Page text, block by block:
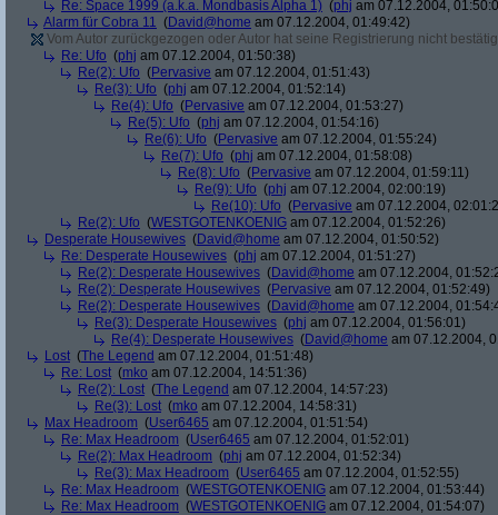
Re: Space 1999 (a.k.a. Mondbasis Alpha 1) (phj am 07.12.2004,
Alarm für Cobra 11 (David@home am 07.12.2004, 01:49:42)
Vom Autor zurückgezogen oder Autor hat seine Registrierung nicht
Re: Ufo (phj am 07.12.2004, 01:50:38)
Re(2): Ufo (Pervasive am 07.12.2004, 01:51:43)
Re(3): Ufo (phj am 07.12.2004, 01:52:14)
Re(4): Ufo (Pervasive am 07.12.2004, 01:53:27)
Re(5): Ufo (phj am 07.12.2004, 01:54:16)
Re(6): Ufo (Pervasive am 07.12.2004, 01:55:24)
Re(7): Ufo (phj am 07.12.2004, 01:58:08)
Re(8): Ufo (Pervasive am 07.12.2004, 01:59:11)
Re(9): Ufo (phj am 07.12.2004, 02:00:19)
Re(10): Ufo (Pervasive am 07.12.2004,
Re(2): Ufo (WESTGOTENKOENIG am 07.12.2004, 01:52:26)
Desperate Housewives (David@home am 07.12.2004, 01:50:52)
Re: Desperate Housewives (phj am 07.12.2004, 01:51:27)
Re(2): Desperate Housewives (David@home am 07.12.2004,
Re(2): Desperate Housewives (Pervasive am 07.12.2004, 01:52:49)
Re(2): Desperate Housewives (David@home am 07.12.2004,
Re(3): Desperate Housewives (phj am 07.12.2004, 01:56:01)
Re(4): Desperate Housewives (David@home am 07.12.2004,
Lost (The Legend am 07.12.2004, 01:51:48)
Re: Lost (mko am 07.12.2004, 14:51:36)
Re(2): Lost (The Legend am 07.12.2004, 14:57:23)
Re(3): Lost (mko am 07.12.2004, 14:58:31)
Max Headroom (User6465 am 07.12.2004, 01:51:54)
Re: Max Headroom (User6465 am 07.12.2004, 01:52:01)
Re(2): Max Headroom (phj am 07.12.2004, 01:52:34)
Re(3): Max Headroom (User6465 am 07.12.2004, 01:52:55)
Re: Max Headroom (WESTGOTENKOENIG am 07.12.2004, 01:53:44)
Re: Max Headroom (WESTGOTENKOENIG am 07.12.2004, 01:54:07)